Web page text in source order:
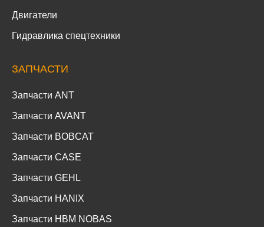
Двигатели
Гидравлика спецтехники
ЗАПЧАСТИ
Запчасти ANT
Запчасти AVANT
Запчасти BOBCAT
Запчасти CASE
Запчасти GEHL
Запчасти HANIX
Запчасти HBM NOBAS